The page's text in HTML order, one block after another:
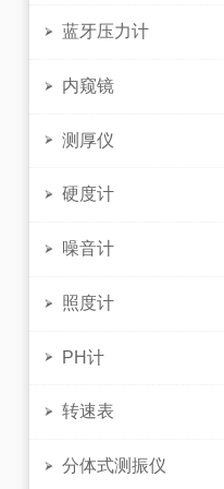
 蓝牙压力计
 内窥镜
 测厚仪
 硬度计
 噪音计
 照度计
 PH计
 转速表
 分体式测振仪